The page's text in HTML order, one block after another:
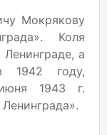
Мокрякову
Коля
а
году,
1943 г.